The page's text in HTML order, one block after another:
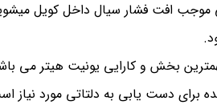
موجب افت فشار سیال داخل کویل
بخش و کارایی یونیت هیتر می
دست یابی به دلتاتی مورد نیاز